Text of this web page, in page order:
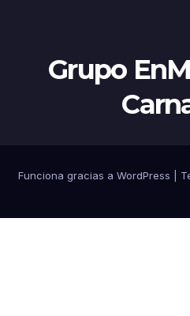
Grupo
Funciona gracias a WordPress